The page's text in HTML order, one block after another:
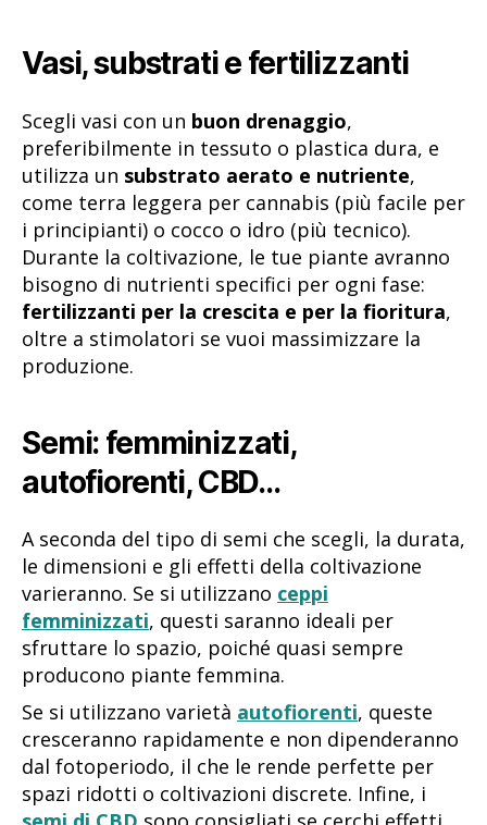
Vasi, substrati e fertilizzanti
Scegli vasi con un buon drenaggio,
preferibilmente in tessuto o plastica dura, e
utilizza un substrato aerato e nutriente,
come terra leggera per cannabis (più facile per
i principianti) o cocco o idro (più tecnico).
Durante la coltivazione, le tue piante avranno
bisogno di nutrienti specifici per ogni fase:
fertilizzanti per la crescita e per la fioritura,
oltre a stimolatori se vuoi massimizzare la
produzione.
Semi: femminizzati,
autofiorenti, CBD…
A seconda del tipo di semi che scegli, la durata,
le dimensioni e gli effetti della coltivazione
varieranno. Se si utilizzano ceppi
femminizzati, questi saranno ideali per
sfruttare lo spazio, poiché quasi sempre
producono piante femmina.
Se si utilizzano varietà autofiorenti, queste
cresceranno rapidamente e non dipenderanno
dal fotoperiodo, il che le rende perfette per
spazi ridotti o coltivazioni discrete. Infine, i